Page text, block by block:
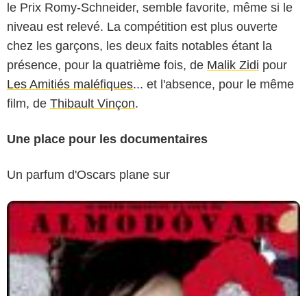
le Prix Romy-Schneider, semble favorite, même si le
niveau est relevé. La compétition est plus ouverte
chez les garçons, les deux faits notables étant la
présence, pour la quatrième fois, de Malik Zidi pour
Les Amitiés maléfiques... et l'absence, pour le même
film, de Thibault Vinçon.
Une place pour les documentaires
Un parfum d'Oscars plane sur